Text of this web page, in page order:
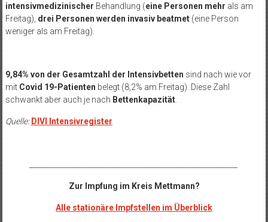
intensivmedizinischer Behandlung (eine Personen mehr als am
Freitag), drei Personen werden invasiv beatmet (eine Person
weniger als am Freitag).
9,84% von der Gesamtzahl der Intensivbetten sind nach wie vor
mitCovid 19-Patienten belegt (8,2% am Freitag). Diese Zahl
schwankt aber auch je nach Bettenkapazität.
Quelle: DIVI Intensivregister
Zur Impfung im Kreis Mettmann?
Alle stationäre Impfstellen im Überblick